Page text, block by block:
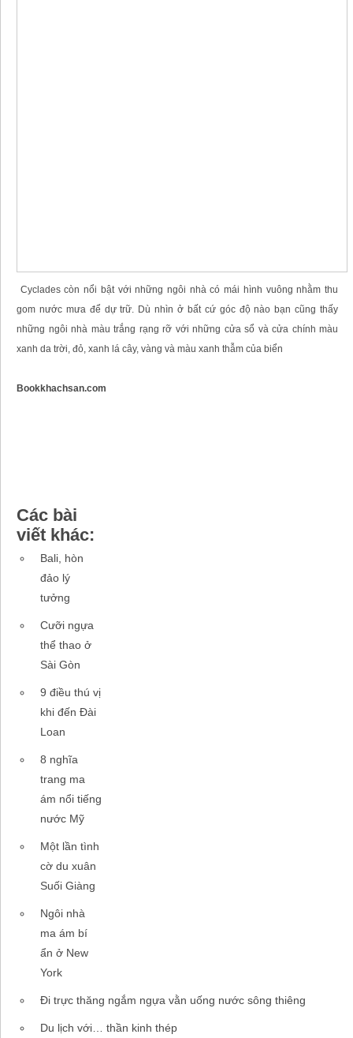
Cyclades còn nổi bật với những ngôi nhà có mái hình vuông nhằm thu
gom nước mưa để dự trữ. Dù nhìn ở bất cứ góc độ nào bạn cũng thấy
những ngôi nhà màu trắng rạng rỡ với những cửa sổ và cửa chính màu
xanh da trời, đỏ, xanh lá cây, vàng và màu xanh thẫm của biển
Bookkhachsan.com
Các bài
viết khác:
Bali, hòn
đảo lý
tưởng
Cưỡi ngựa
thể thao ở
Sài Gòn
9 điều thú vị
khi đến Đài
Loan
8 nghĩa
trang ma
ám nổi tiếng
nước Mỹ
Một lần tình
cờ du xuân
Suối Giàng
Ngôi nhà
ma ám bí
ẩn ở New
York
Đi trực thăng ngắm ngựa vằn uống nước sông thiêng
Du lịch với… thần kinh thép